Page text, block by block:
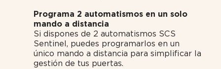
Programa 2 automatismos en un solo
mando a distancia
Si dispones de 2 automatismos SCS
Sentinel, puedes programarlos en un
único mando a distancia para simplificar la
gestión de tus puertas.